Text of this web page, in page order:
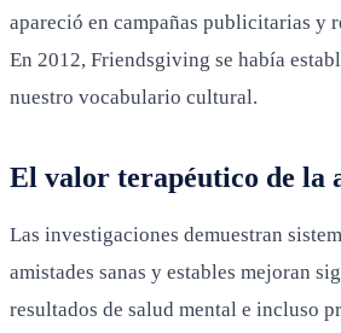
apareció en campañas publicitarias y
En 2012, Friendsgiving se había
nuestro vocabulario cultural.
El valor terapéutico de la
Las investigaciones demuestran
amistades sanas y estables mejoran
resultados de salud mental e incluso